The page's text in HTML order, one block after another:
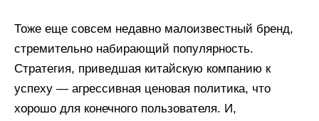
Тоже еще совсем недавно малоизвестный бренд,
стремительно набирающий популярность.
Стратегия, приведшая китайскую компанию к
успеху — агрессивная ценовая политика, что
хорошо для конечного пользователя. И,